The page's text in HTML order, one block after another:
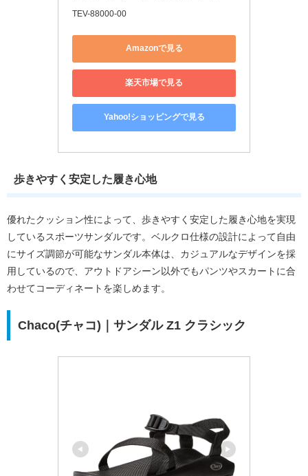
TEV-88000-00
Amazonで見る
楽天市場で見る
Yahoo!ショッピングで見る
歩きやすく安定した履き心地
優れたクッション性によって、歩きやすく安定した履き心地を実現
しているスポーツサンダルです。ベルクロ仕様の設計によって自由
にサイズ調節が可能なサンダル本体は、カジュアルなデザインを採
用しているので、アウトドアシーン以外でもパンツやスカートに合
わせてコーディネートを楽しめます。
Chaco(チャコ)｜サンダル Z1 クラシック